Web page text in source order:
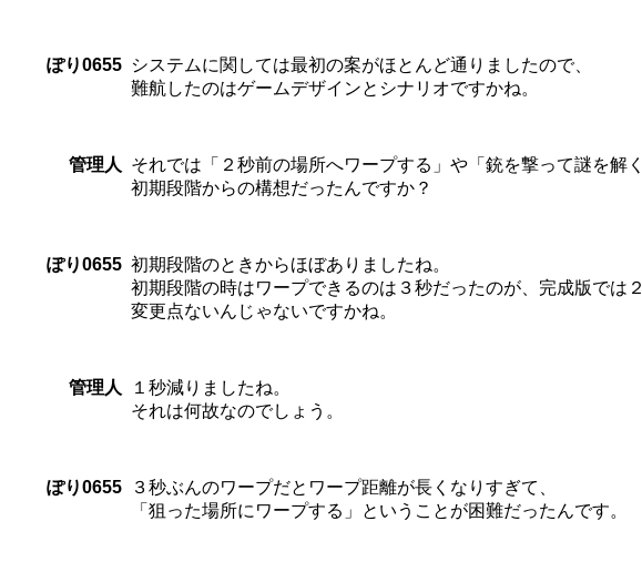
ぽり0655 システムに関しては最初の案がほとんど通りましたので、
難航したのはゲームデザインとシナリオですかね。
管理人
それでは「２秒前の場所へワープする」や「銃を撃って謎を解
初期段階からの構想だったんですか？
ぽり0655 初期段階のときからほぼありましたね。
初期段階の時はワープできるのは３秒だったのが、完成版では
変更点ないんじゃないですかね。
管理人
１秒減りましたね。
それは何故なのでしょう。
ぽり0655
３秒ぶんのワープだとワープ距離が長くなりすぎて、
「狙った場所にワープする」ということが困難だったんです。